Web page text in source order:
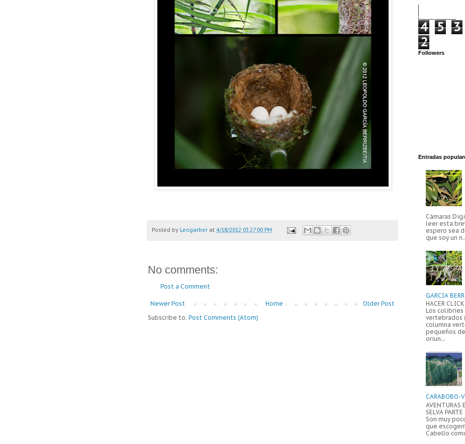
Posted by Leogarber at 4/18/2012 03:27:00 PM
No comments:
Post a Comment
Newer Post Older Post
Home
Subscribe to: Post Comments (Atom)
4 5 3
2
Followers
Entradas
Cámaras
leer esta
espero sea
que soy un
GARCIA
HACER
Los colibríes
vertebrados
columna
pequeños
oriun...
CARABOBO-
AVENTURAS
SELVA
Son muy
que
Cabello